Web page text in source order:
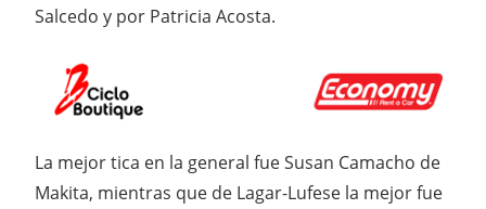
Salcedo y por Patricia Acosta.
La mejor tica en la general fue Susan Camacho de
Makita, mientras que de Lagar-Lufese la mejor fue